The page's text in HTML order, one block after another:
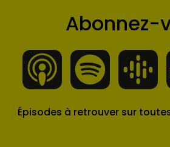
Abonnez-
Épisodes à retrouver sur